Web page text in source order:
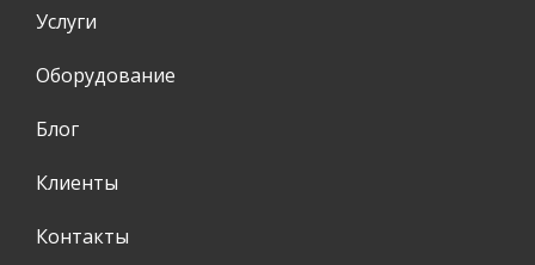
Услуги
Оборудование
Блог
Клиенты
Контакты